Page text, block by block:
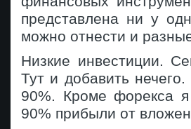
представлена ни у
можно отнести и
Низкие инвестиции.
Тут и добавить
90%. Кроме форекса
90% прибыли от